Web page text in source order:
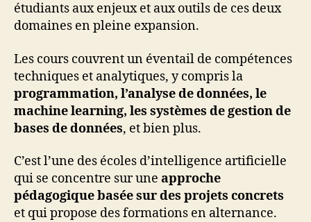
étudiants aux enjeux et aux outils de ces deux
domaines en pleine expansion.
Les cours couvrent un éventail de compétences
techniques et analytiques, y compris la
programmation, l’analyse de données, le
machine learning, les systèmes de gestion de
bases de données, et bien plus.
C’est l’une des écoles d’intelligence artificielle
qui se concentre sur une approche
pédagogique basée sur des projets concrets
et qui propose des formations en alternance.